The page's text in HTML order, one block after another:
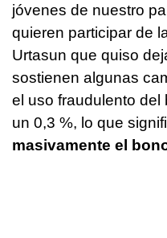
jóvenes de nuestro
quieren participar de
Urtasun que quiso
sostienen algunas
el uso fraudulento del
un 0,3 %, lo que
masivamente el